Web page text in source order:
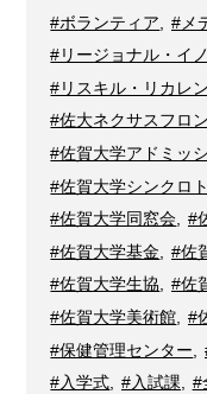
#ボランティア
#メ
#リージョナル・イ
#リスキル・リカレ
#佐大ネクサスフロ
#佐賀大学アドミッ
#佐賀大学シンクロ
#佐賀大学同窓会
#
#佐賀大学基金
#佐
#佐賀大学生協, #佐
#佐賀大学美術館
#
#保健管理センター
#入学式
#入試課 #